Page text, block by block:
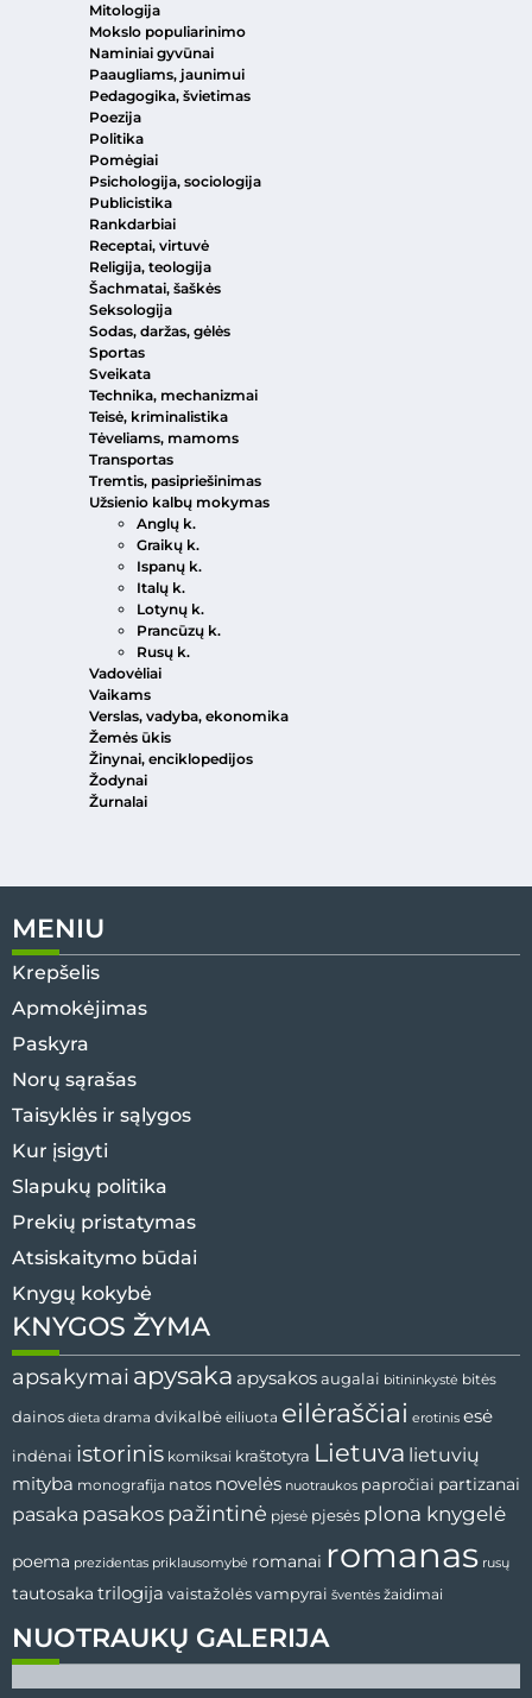
Mitologija
Mokslo populiarinimo
Naminiai gyvūnai
Paaugliams, jaunimui
Pedagogika, švietimas
Poezija
Politika
Pomėgiai
Psichologija, sociologija
Publicistika
Rankdarbiai
Receptai, virtuvė
Religija, teologija
Šachmatai, šaškės
Seksologija
Sodas, daržas, gėlės
Sportas
Sveikata
Technika, mechanizmai
Teisė, kriminalistika
Tėveliams, mamoms
Transportas
Tremtis, pasipriešinimas
Užsienio kalbų mokymas
Anglų k.
Graikų k.
Ispanų k.
Italų k.
Lotynų k.
Prancūzų k.
Rusų k.
Vadovėliai
Vaikams
Verslas, vadyba, ekonomika
Žemės ūkis
Žinynai, enciklopedijos
Žodynai
Žurnalai
MENIU
Krepšelis
Apmokėjimas
Paskyra
Norų sąrašas
Taisyklės ir sąlygos
Kur įsigyti
Slapukų politika
Prekių pristatymas
Atsiskaitymo būdai
Knygų kokybė
NUOTRAUKŲ GALERIJA
KNYGOS ŽYMA
apsakymai apysaka apysakos augalai bitininkystė bitės
dainos dieta drama dvikalbė eiliuota eilėraščiai erotinis esė
indėnai istorinis komiksai kraštotyra Lietuva lietuvių
mityba monografija natos novelės nuotraukos papročiai partizanai
pasaka pasakos pažintinė pjesė pjesės plona knygelė
poema prezidentas priklausomybė romanai romanas rusų
tautosaka trilogija vaistažolėsvampyrai šventės žaidimai